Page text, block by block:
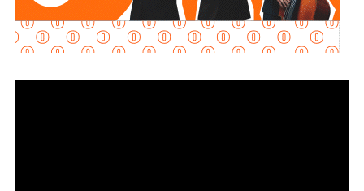
. El juzgador federalrechazó la petición al determinar
que no se acreditaron los requisitos legales
probatoriospara otorgar el arraigo domiciliario,